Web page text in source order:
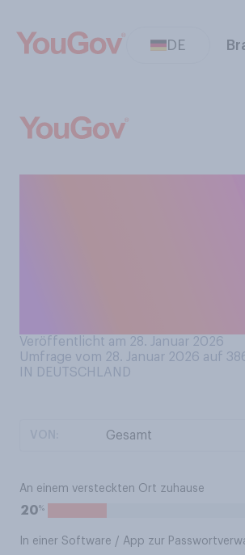
DE
Veröffentlicht am 28. Januar 2026
Umfrage vom 28. Januar 2026 auf
IN DEUTSCHLAND
An einem versteckten Ort zuhause
20%
In einer Software / App zur